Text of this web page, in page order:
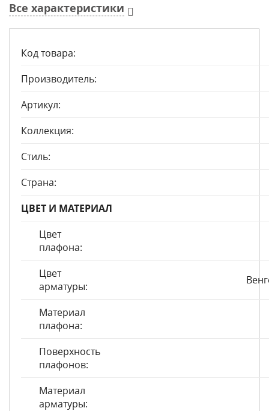
Все характеристики
Код товара:
Производитель:
Артикул:
Коллекция:
Стиль:
Страна:
ЦВЕТ И МАТЕРИАЛ
Цвет
плафона:
Цвет
арматуры:
Материал
плафона:
Поверхность
плафонов:
Материал
арматуры: